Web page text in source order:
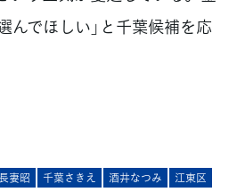
んでほしい」と千葉候補を応
妻昭 千葉さきえ 酒井なつみ
江東区